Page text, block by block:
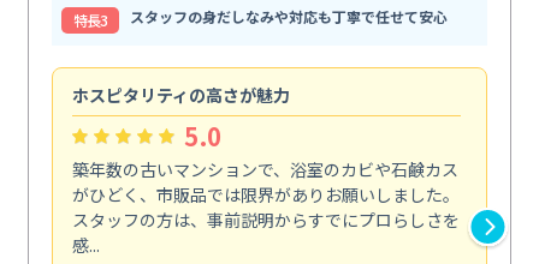
特⻑3
スタッフの身だしなみや対応も丁寧で任せて安心
ホスピタリティの高さが魅力
5.0
築年数の古いマンションで、浴室のカビや石鹸カス
がひどく、市販品では限界がありお願いしました。
スタッフの方は、事前説明からすでにプロらしさを
感...